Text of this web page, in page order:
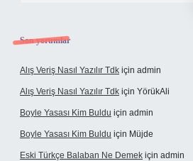
Son yorumlar
Alış Veriş Nasıl Yazılır Tdk için admin
Alış Veriş Nasıl Yazılır Tdk için YörükAli
Boyle Yasası Kim Buldu için admin
Boyle Yasası Kim Buldu için Müjde
Eski Türkçe Balaban Ne Demek için admin